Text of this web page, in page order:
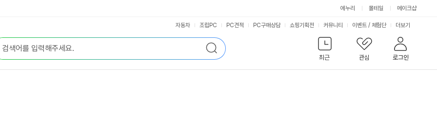
에누리 몰테일 메이크샵
검
색
최근
관심 로그인
자동차 조립PC PC견적 PC구매상담 쇼핑기획전 커뮤니티 이벤트 / 체험단 서
비
스
더보기